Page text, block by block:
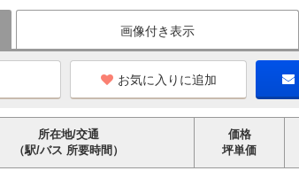
画像付き表示
お気に入りに追加
所在地/交通
（駅/バス 所要時間）
価格
坪単価